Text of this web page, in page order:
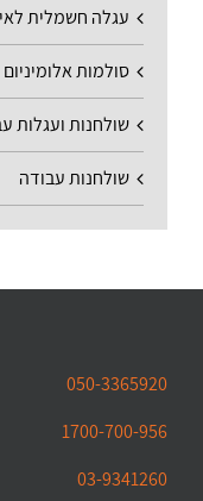
עגלה חשמלית
סולמות
שולחנות ועגלות
שולחנות עבודה
050-3365920
1700-700-956
03-9341260